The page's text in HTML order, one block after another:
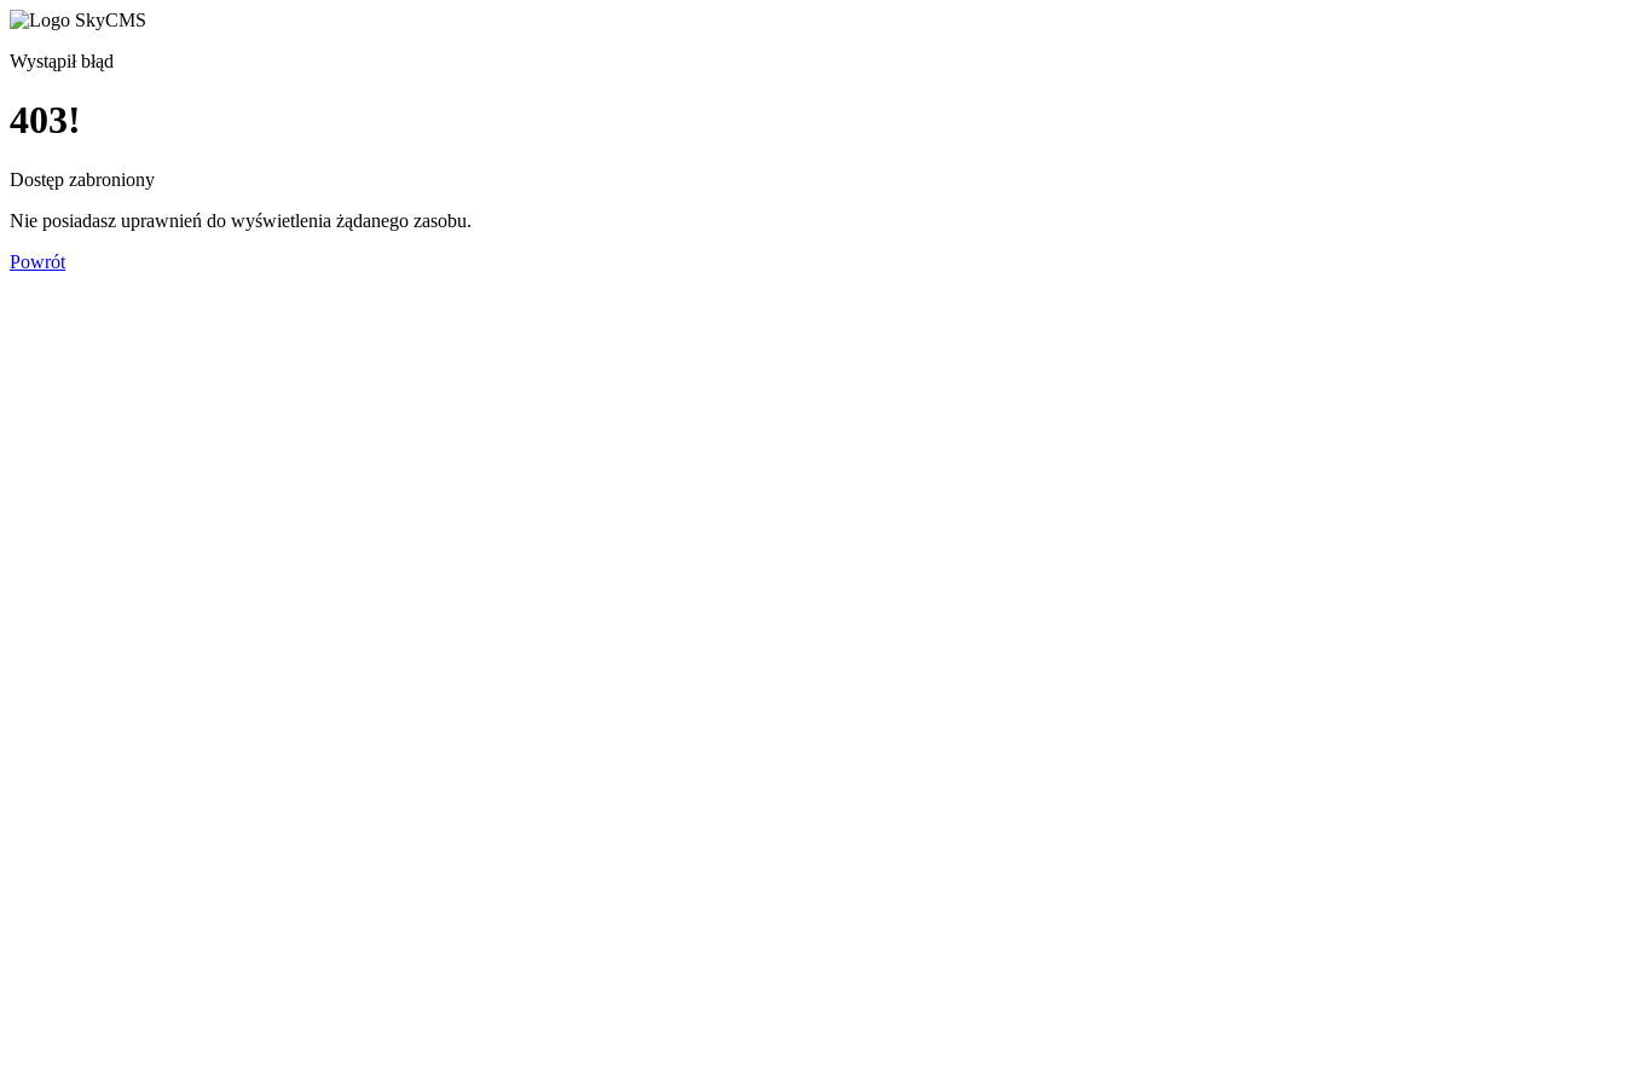
Wystąpił błąd
403!
Dostęp zabroniony
Nie posiadasz uprawnień do wyświetlenia żądanego zasobu.
Powrót